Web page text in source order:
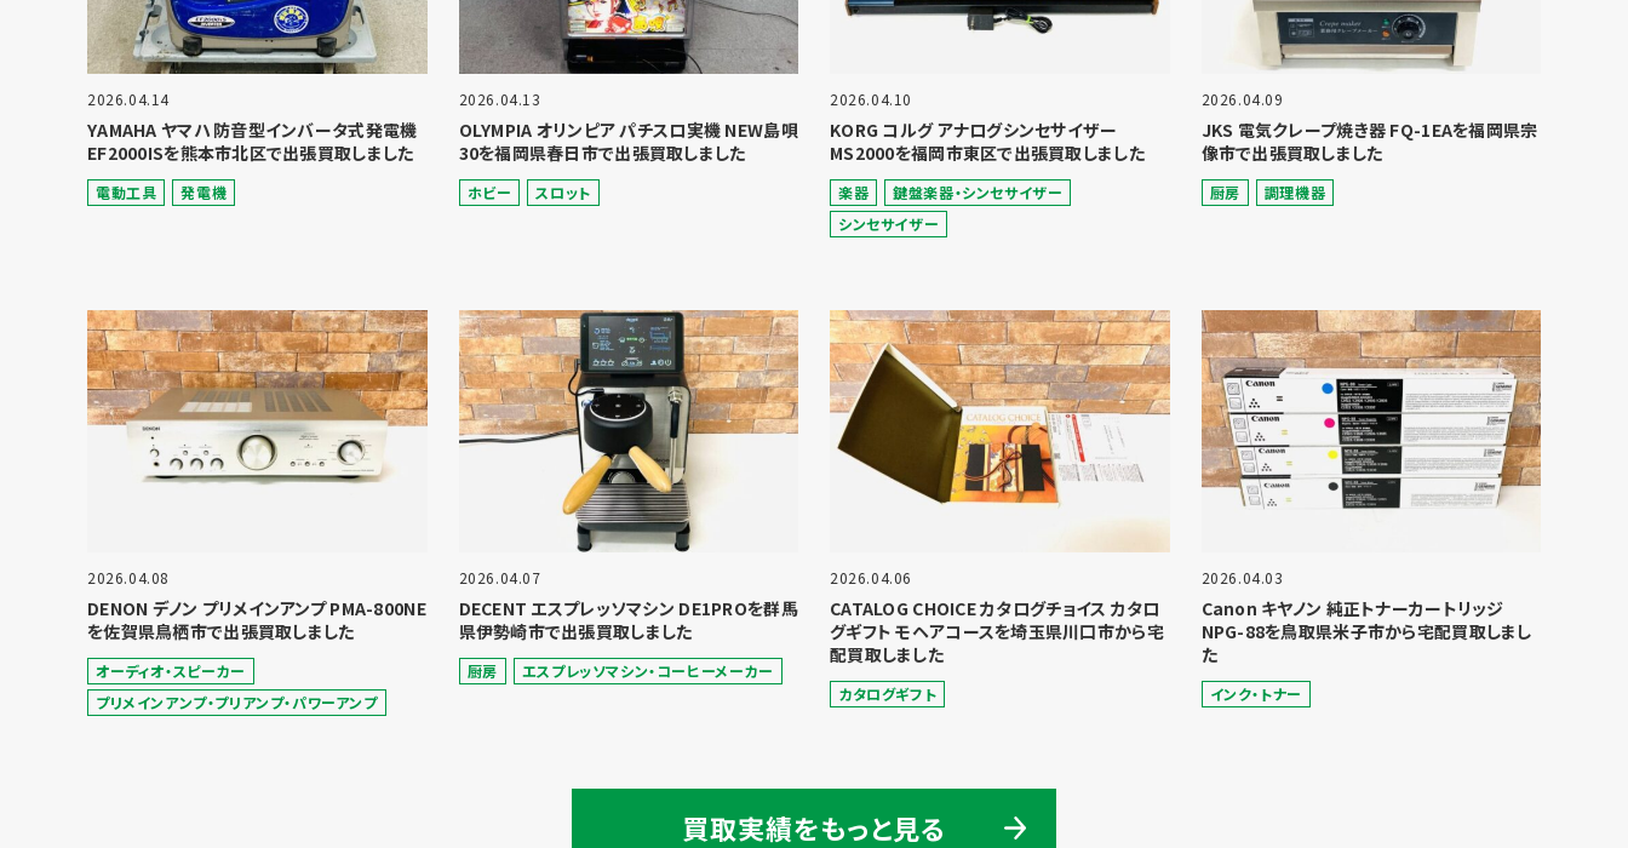
2026.04.14
YAMAHA ヤマハ 防音型インバータ式発電機
EF2000ISを熊本市北区で出張買取しました
電動⼯具 発電機
2026.04.13
OLYMPIA オリンピア パチスロ実機 NEW島唄
30を福岡県春日市で出張買取しました
ホビー スロット
2026.04.10
KORG コルグ アナログシンセサイザー
MS2000を福岡市東区で出張買取しました
楽器
鍵盤楽器・シンセサイザー
シンセサイザー
2026.04.09
JKS 電気クレープ焼き器 FQ-1EAを福岡県宗
像市で出張買取しました
厨房 調理機器
2026.04.08
DENON デノン プリメインアンプ PMA-800NE
を佐賀県鳥栖市で出張買取しました
オーディオ・スピーカー
プリメインアンプ・プリアンプ・パワーアンプ
2026.04.07
DECENT エスプレッソマシン DE1PROを群馬
県伊勢崎市で出張買取しました
厨房 エスプレッソマシン・コーヒーメーカー
2026.04.06
CATALOG CHOICE カタログチョイス カタロ
グギフト モヘアコースを埼玉県川口市から宅
配買取しました
カタログギフト
2026.04.03
Canon キヤノン 純正トナーカートリッジ
NPG-88を鳥取県米子市から宅配買取しまし
た
インク・トナー
買取実績をもっと見る